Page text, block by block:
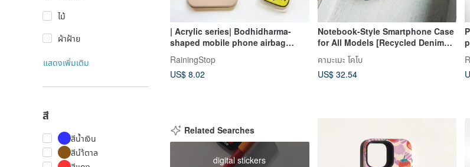
ไม้
ผ้าฝ้าย
แสดงเพิ่มเติม
สี
สีน้ำเงิน
สีนำ้ตาล
| Acrylic series| Bodhidharma-
shaped mobile phone airbag
holder (4 models) 002
RainingStop
US$ 8.02
Notebook-Style Smartphone Case
for All Models [Recycled Denim
Integrated Belt] Eco-Friendly
AC11K
คามะเมะ โคโบ
US$ 32.54
Related Searches
digital stickers